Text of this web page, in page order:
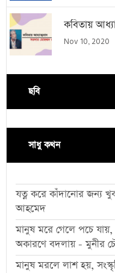
কবিতায়
Nov 10, 2020
ছবি
সাধু কথন
যত্ন করে কাঁদানোর জন্য
আহমেদ
মানুষ মরে গেলে পচে
অকারণে বদলায় - মুনীর
মানুষ মরলে লাশ হয়,